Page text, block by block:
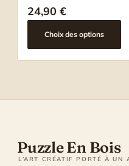
24,90 €
Choix des options
Puzzle En Bois
L’ART CRÉATIF PORTÉ À UN